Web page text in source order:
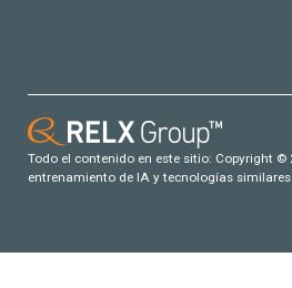
Todo el contenido en este sitio: Copyright
entrenamiento de IA y tecnologías